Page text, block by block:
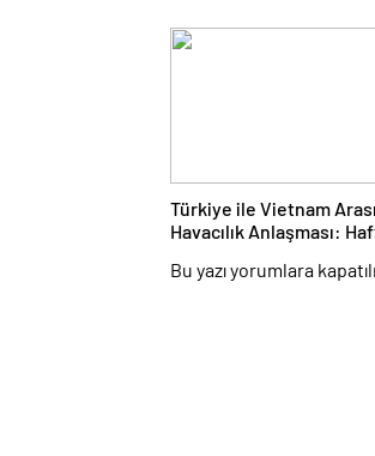
Türkiye ile Vietnam
Havacılık Anlaşması:
Bu yazı yorumlara